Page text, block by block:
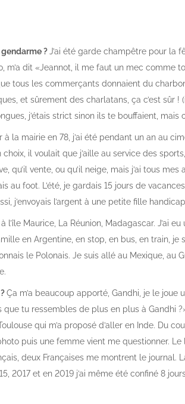
?J’ai été garde champêtre pour la
m’a dit «Jeannot, il me faut un mec comme
tous les commerçants donnaient du
et sûrement des charlatans, ça c’est sûr !
j’étais strict sinon ils te bouffaient, mais
à la mairie en 78, j’ai été pendant un an au
il voulait que j’aille au service des
qu’il vente, ou qu’il neige, mais j’ai tous
au foot. L’été, je gardais 15 jours de
j’envoyais l’argent à une petite fille
l’île Maurice, La Réunion, Madagascar. J’ai
en Argentine, en stop, en bus, en train, je
le Polonais. Je suis allé au Mexique, au
Ça m’a beaucoup apporté, Gandhi, je le
tu ressembles de plus en plus à Gandhi
qui m’a proposé d’aller en Inde. Du
puis une femme vient me questionner.
deux Françaises me montrent le
2017 et en 2019 j’ai même été confiné 8